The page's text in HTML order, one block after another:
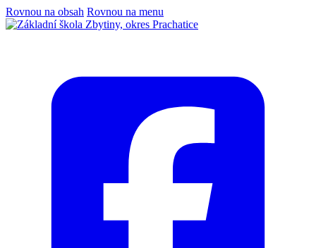
Rovnou na obsah Rovnou na menu